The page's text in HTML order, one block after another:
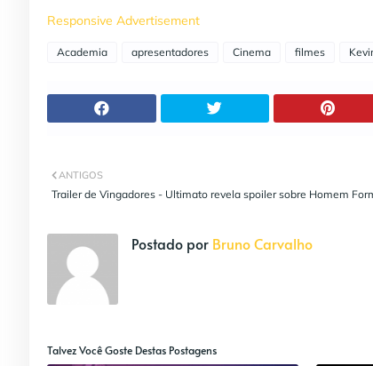
Responsive Advertisement
Academia apresentadores Cinema filmes
ANTIGOS
Trailer de Vingadores - Ultimato revela spoiler sobre Homem
Postado por Bruno Carvalho
Talvez Você Goste Destas Postagens